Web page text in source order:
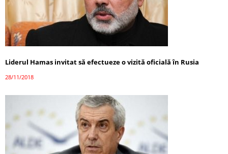
Liderul Hamas invitat să efectueze o vizită oficială în Rusia
28/11/2018